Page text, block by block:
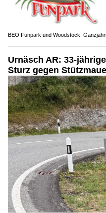
BEO Funpark und Woodstock:
Urnäsch AR: 33-
Sturz gegen